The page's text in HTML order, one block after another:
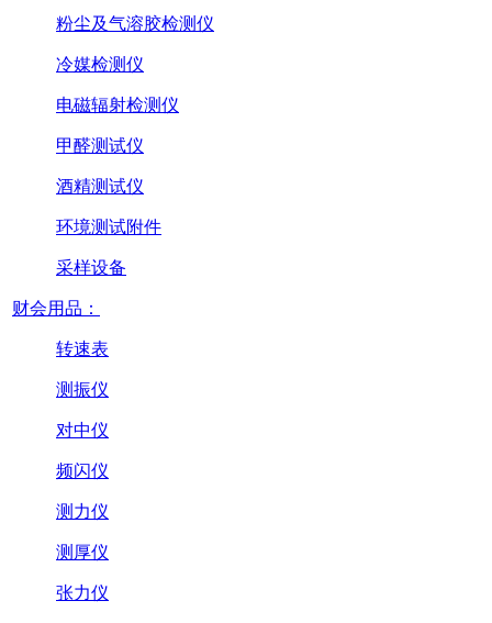
粉尘及气溶胶检测仪
冷媒检测仪
电磁辐射检测仪
甲醛测试仪
酒精测试仪
环境测试附件
采样设备
财会用品：
转速表
测振仪
对中仪
频闪仪
测力仪
测厚仪
张力仪